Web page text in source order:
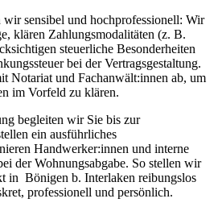
sensibel und hochprofessionell: Wir
klären Zahlungsmodalitäten (z. B.
steuerliche Besonderheiten
bei der Vertragsgestaltung.
Notariat und Fachanwält:innen ab, um
im Vorfeld zu klären.
begleiten wir Sie bis zur
ein ausführliches
Handwerker:innen und interne
der Wohnungsabgabe. So stellen wir
in Bönigen b. Interlaken reibungslos
professionell und persönlich.